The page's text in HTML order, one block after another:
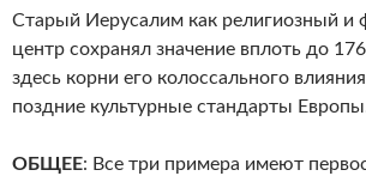
Старый Иерусалим как религиозный и
центр сохранял значение вплоть до
здесь корни его колоссального
поздние культурные стандарты
ОБЩЕЕ: Все три примера имеют